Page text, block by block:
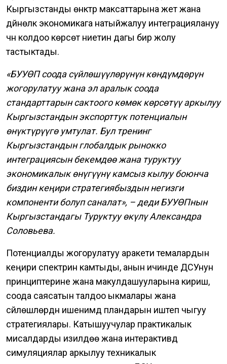
Кыргызстанды өнүктүрүү максаттарына жетүү жана
дүйнөлүк экономикага натыйжалуу интеграциялануу
үчүн колдоо көрсөтүү ниетин дагы бир жолу
тастыктады.
«БУУӨП соода сүйлөшүүлөрүнүн көндүмдөрүн
жогорулатуу жана эл аралык соода
стандарттарын сактоого көмөк көрсөтүү аркылуу
Кыргызстандын экспорттук потенциалын
өнүктүрүүгө умтулат. Бул тренинг
Кыргызстандын глобалдык рынокко
интеграциясын бекемдөө жана туруктуу
экономикалык өнүгүүнү камсыз кылуу боюнча
биздин кеңири стратегиябыздын негизги
компоненти болуп саналат», – деди БУУӨПнын
Кыргызстандагы Туруктуу өкүлү Александра
Соловьева.
Потенциалды жогорулатуу аракети темалардын
кеңири спектрин камтыды, анын ичинде ДСУнун
принциптерине жана макулдашууларына киришүү,
соода саясатын талдоо ыкмалары жана
сүйлөшүүлөрдүн ишенимдүү пландарын иштеп чыгуу
стратегиялары. Катышуучулар практикалык
мисалдарды изилдөө жана интерактивдүү
симуляциялар аркылуу техникалык